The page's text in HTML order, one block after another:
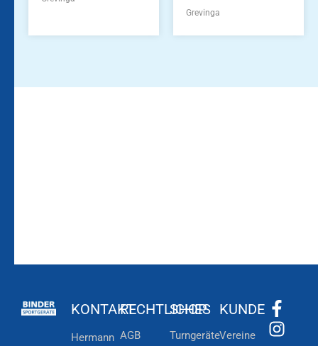
Grevinga
KONTAKT
Hermann
RECHTLICHES
AGB
SHOP
Turngeräte
KUNDE
Vereine